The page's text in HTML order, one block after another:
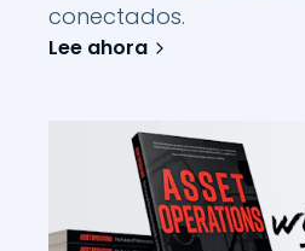
conectados.
Lee ahora